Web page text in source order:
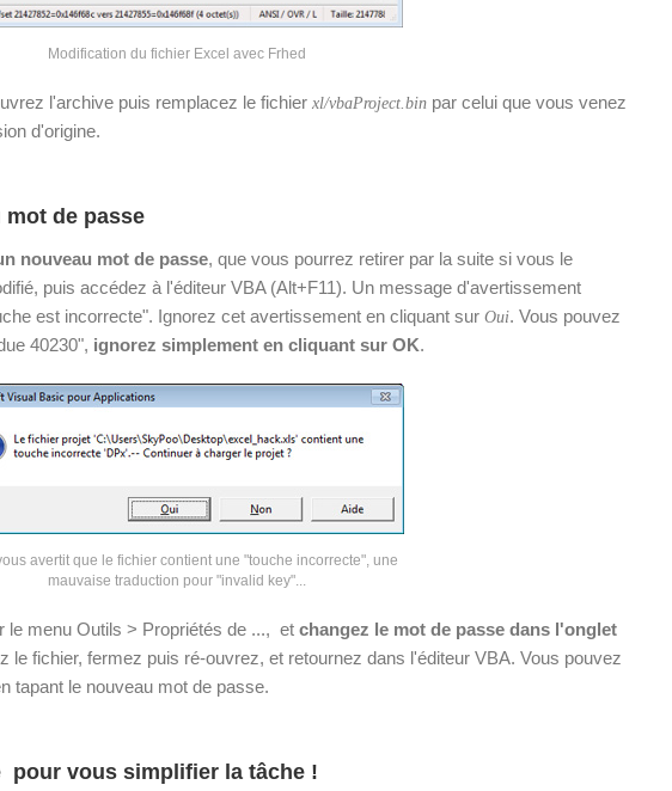
Modification du fichier Excel avec Frhed
l'archive puis remplacez le fichier xl/vbaProject.bin par celui que vous venez
d'origine.
mot de passe
nouveau mot de passe, que vous pourrez retirer par la suite si vous le
puis accédez à l'éditeur VBA (Alt+F11). Un message d'avertissement
est incorrecte". Ignorez cet avertissement en cliquant sur Oui. Vous pouvez
40230", ignorez simplement en cliquant sur OK.
avertit que le fichier contient une "touche incorrecte", une
mauvaise traduction pour "invalid key"...
le menu Outils > Propriétés de ..., et changez le mot de passe dans l'onglet
le fichier, fermez puis ré-ouvrez, et retournez dans l'éditeur VBA. Vous pouvez
tapant le nouveau mot de passe.
pour vous simplifier la tâche !